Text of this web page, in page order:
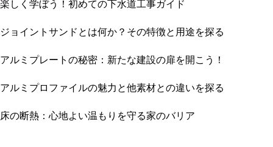
楽しく学ぼう！初めての下水道工事ガイド
ジョイントサンドとは何か？その特徴と用途を探る
アルミプレートの秘密：新たな建設の扉を開こう！
アルミプロファイルの魅力と他素材との違いを探る
床の断熱：心地よい温もりを守る家のバリア